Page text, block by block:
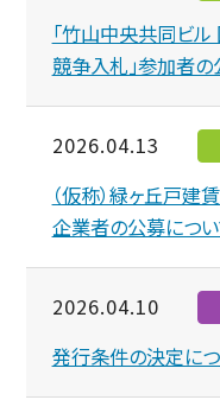
「竹山中央共同ビ
競争入札」参加者
2026.04.13
（仮称）緑ヶ丘戸
企業者の公募につ
2026.04.10
発行条件の決定に